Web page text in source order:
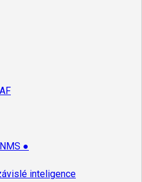
●
inteligence